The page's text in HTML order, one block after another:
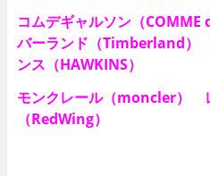
コムデギャルソン（
バーランド（Timberland
ンス（HAWKINS）
モンクレール（moncler）
（RedWing）